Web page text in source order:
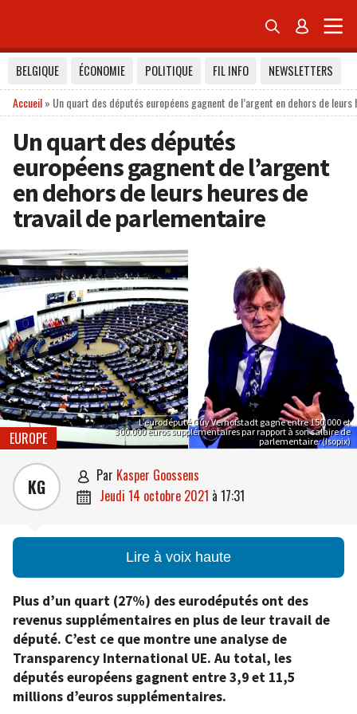
 
BELGIQUE ÉCONOMIE POLITIQUE FIL INFO
NEWSLETTERS
Accueil» Un quart des députés européens gagnent de l’argent en dehors de
Un quart des députés
européens gagnent de l’argent
en dehors de leurs heures de
travail de parlementaire
L’eurodéputé Guy Verhofstadt gagne entre 150.000 et
300.000 euros supplémentaires par rapport à son salaire de
parlementaire. (Isopix)
EUROPE
KG  par Kasper Goossens
 jeudi 14 octobre 2021 à 17:31
Lire à voix haute
Plus d’un quart (27%) des eurodéputés ont des
revenus supplémentaires en plus de leur travail de
député. C’est ce que montre une analyse de
Transparency International UE. Au total, les
députés européens gagnent entre 3,9 et 11,5
millions d’euros supplémentaires.